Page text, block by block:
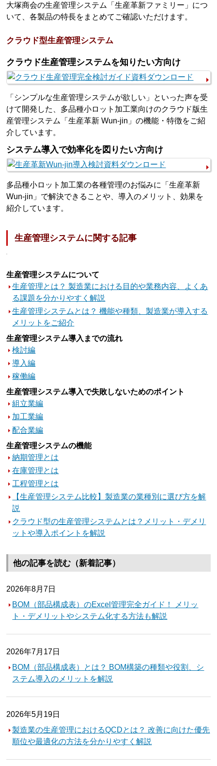
大塚商会の生産管理システム「生産革新ファミリー」につ
いて、各製品の特長をまとめてご確認いただけます。
クラウド型生産管理システム
クラウド生産管理システムを知りたい方向け
「シンプルな生産管理システムが欲しい」といった声を受
けて開発した、多品種小ロット加工業向けのクラウド版生
産管理システム「生産革新 Wun-jin」の機能・特徴をご紹
介しています。
システム導入で効率化を図りたい方向け
多品種小ロット加工業の各種管理のお悩みに「生産革新
Wun-jin」で解決できることや、導入のメリット、効果を
紹介しています。
生産管理システムに関する記事
生産管理システムについて
生産管理とは？ 製造業における目的や業務内容、よくあ
る課題を分かりやすく解説
生産管理システムとは？ 機能や種類、製造業が導入する
メリットをご紹介
生産管理システム導入までの流れ
検討編
導入編
稼働編
生産管理システム導入で失敗しないためのポイント
組立業編
加工業編
配合業編
生産管理システムの機能
納期管理とは
在庫管理とは
工程管理とは
【生産管理システム比較】製造業の業種別に選び方を解
説
クラウド型の生産管理システムとは？メリット・デメリ
ットや導入ポイントを解説
他の記事を読む（新着記事）
2026年8月7日
BOM（部品構成表）のExcel管理完全ガイド！ メリッ
ト・デメリットやシステム化する方法も解説
2026年7月17日
BOM（部品構成表）とは？ BOM構築の種類や役割、シ
ステム導入のメリットを解説
2026年5月19日
製造業の生産管理におけるQCDとは？ 改善に向けた優先
順位や最適化の方法を分かりやすく解説